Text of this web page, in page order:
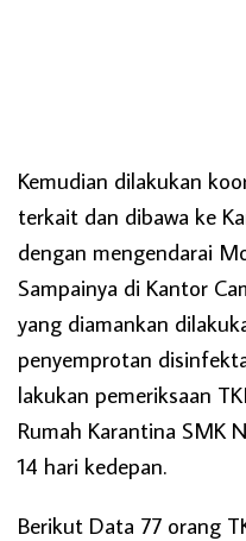
Kemudian dilakukan
terkait dan dibawa ke
dengan mengendarai
Sampainya di Kantor
yang diamankan
penyemprotan
lakukan pemeriksaan
Rumah Karantina SMK
14 hari kedepan.
Berikut Data 77 orang